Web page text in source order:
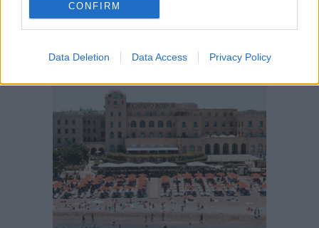
CONFIRM
Data Deletion Data Access Privacy Policy
ΤΕ